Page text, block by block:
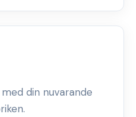
din nuvarande